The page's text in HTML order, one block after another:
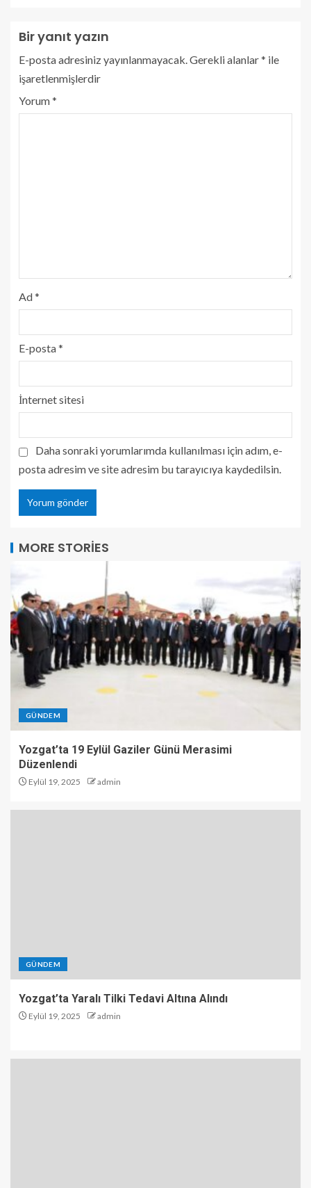
Bir yanıt yazın
E-posta adresiniz yayınlanmayacak.Gerekli alanlar* ile
işaretlenmişlerdir
Yorum*
Ad*
E-posta*
İnternet sitesi
Daha sonraki yorumlarımda kullanılması için adım, e-
posta adresim ve site adresim bu tarayıcıya kaydedilsin.
MORE STORIES
GÜNDEM
Yozgat’ta 19 Eylül Gaziler Günü Merasimi
Düzenlendi
Eylül 19, 2025 admin
GÜNDEM
Yozgat’ta Yaralı Tilki Tedavi Altına Alındı
Eylül 19, 2025 admin